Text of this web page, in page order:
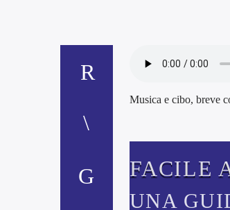
Musica e cibo, breve
FACILE
UNA